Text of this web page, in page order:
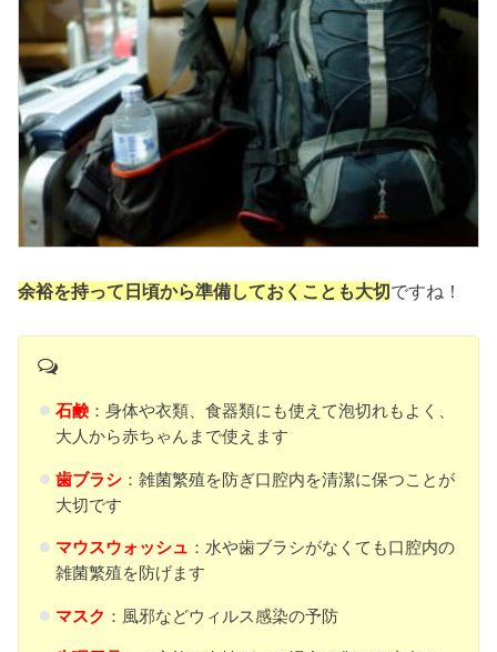
余裕を持って日頃から準備しておくことも大切ですね！
石鹸：身体や衣類、食器類にも使えて泡切れもよく、
大人から赤ちゃんまで使えます
歯ブラシ：雑菌繁殖を防ぎ口腔内を清潔に保つことが
大切です
マウスウォッシュ ：水や歯ブラシがなくても口腔内の
雑菌繁殖を防げます
マスク ：風邪などウィルス感染の予防